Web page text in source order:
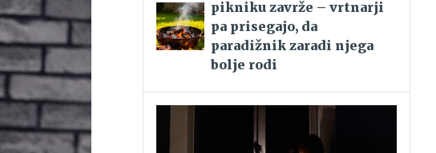
pikniku zavrže – vrtnarji
pa prisegajo, da
paradižnik zaradi njega
bolje rodi